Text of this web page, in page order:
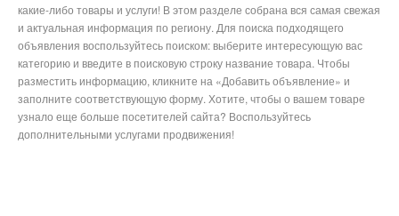
какие-либо товары и услуги! В этом разделе собрана вся самая свежая
и актуальная информация по региону. Для поиска подходящего
объявления воспользуйтесь поиском: выберите интересующую вас
категорию и введите в поисковую строку название товара. Чтобы
разместить информацию, кликните на «Добавить объявление» и
заполните соответствующую форму. Хотите, чтобы о вашем товаре
узнало еще больше посетителей сайта? Воспользуйтесь
дополнительными услугами продвижения!